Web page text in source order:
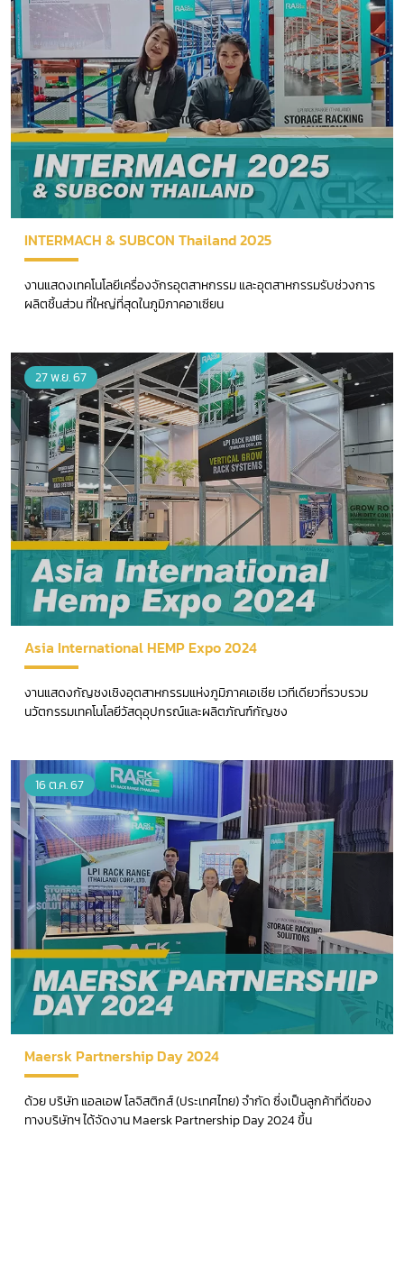
INTERMACH & SUBCON Thailand 2025
งานแสดงเทคโนโลยีเครื่องจักรอุตสาหกรรม และอุตสาหกรรมรับช่วงการ
ผลิตชิ้นส่วน ที่ใหญ่ที่สุดในภูมิภาคอาเซียน
27 พ.ย. 67
Asia International HEMP Expo 2024
งานแสดงกัญชงเชิงอุตสาหกรรมแห่งภูมิภาคเอเชีย เวทีเดียวที่รวบรวม
นวัตกรรมเทคโนโลยีวัสดุอุปกรณ์และผลิตภัณฑ์กัญชง
16 ต.ค. 67
Maersk Partnership Day 2024
ด้วย บริษัท แอลเอฟ โลจิสติกส์ (ประเทศไทย) จำกัด ซึ่งเป็นลูกค้าที่ดีของ
ทางบริษัทฯ ได้จัดงาน Maersk Partnership Day 2024 ขึ้น